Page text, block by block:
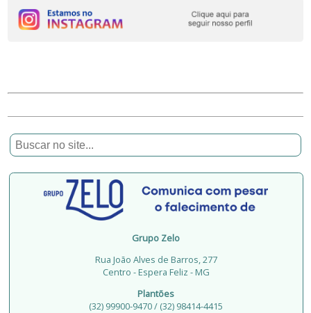
Grupo Zelo
Rua João Alves de Barros, 277
Centro - Espera Feliz - MG
Plantões
(32) 99900-9470 / (32) 98414-4415